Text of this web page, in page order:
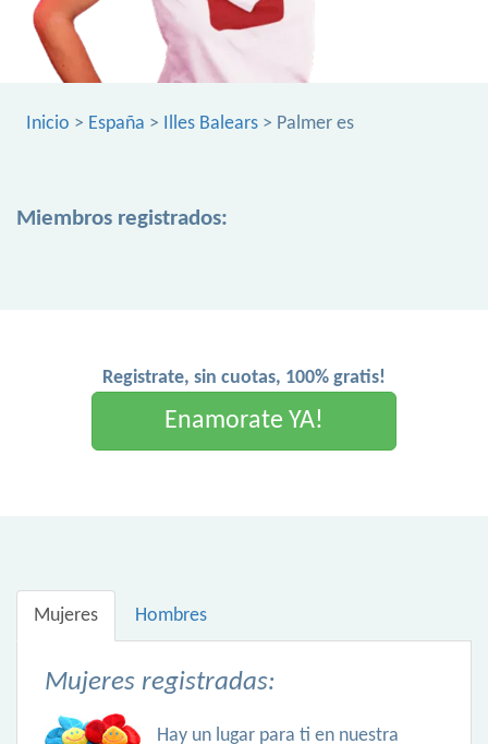
Inicio > España > Illes Balears > Palmer es
Miembros registrados:
Registrate, sin cuotas, 100% gratis!
Enamorate YA!
Mujeres Hombres
Mujeres registradas:
Hay un lugar para ti en nuestra